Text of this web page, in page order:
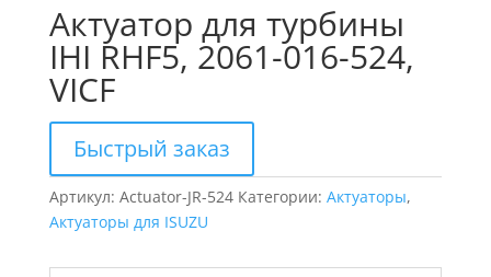
Актуатор для турбины
IHI RHF5, 2061-016-524,
VICF
Быстрый заказ
Артикул: Actuator-JR-524 Категории: Актуаторы,
Актуаторы для ISUZU